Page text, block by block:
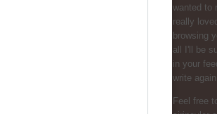
wanted to
really
browsing
all I'll be
in your
write
Feel free